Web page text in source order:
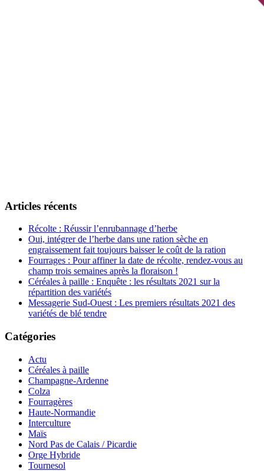
Articles récents
Récolte : Réussir l’enrubannage d’herbe
Oui, intégrer de l’herbe dans une ration sèche en
engraissement fait toujours baisser le coût de la ration
Fourrages : Pour affiner la date de récolte, rendez-vous au
champ trois semaines après la floraison !
Céréales à paille : Enquête : les résultats 2021 sur la
répartition des variétés
Messagerie Sud-Ouest : Les premiers résultats 2021 des
variétés de blé tendre
Catégories
Actu
Céréales à paille
Champagne-Ardenne
Colza
Fourragères
Haute-Normandie
Interculture
Maïs
Nord Pas de Calais / Picardie
Orge Hybride
Tournesol